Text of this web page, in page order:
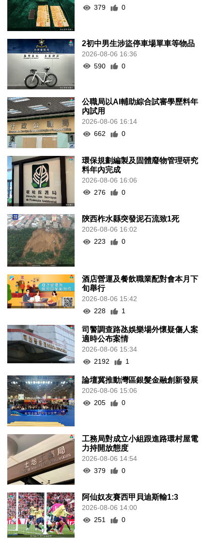
379
0
2初中男生涉盜停車場單車等物品
2026-08-06 16:36
590
0
公職局以AI輔助綜合試審學歷料年
內試用
2026-08-06 16:14
662
0
環保規劃編製及固體廢物管理研究
料年內完成
2026-08-06 16:06
276
0
陝西柞水縣突發泥石流致1死
2026-08-06 16:02
223
0
酒店營運及餐飲職業配對會本月下
旬舉行
2026-08-06 15:42
228
1
司警調查路氹娛樂場外懷疑傷人案
適時公布案情
2026-08-06 15:34
2192
1
論壇冀推動灣區銀髮金融創新發展
2026-08-06 15:06
205
0
工務局對成立小組跟進路環村屋電
力持開放態度
2026-08-06 14:54
379
0
阿仙奴友賽西甲貝迪斯輸1:3
2026-08-06 14:00
251
0